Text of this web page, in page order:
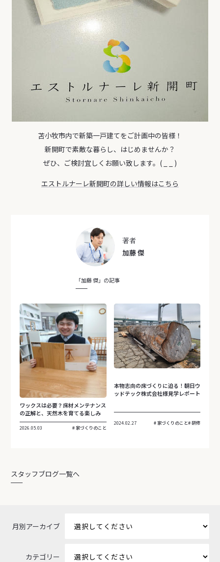
苫小牧市内で新築一戸建てをご計画中の皆様！
新開町で素敵な暮らし、はじめませんか？
ぜひ、ご検討宜しくお願い致します。( _ _ )
エストルナーレ新開町の詳しい情報はこちら
著者
加藤 傑
「加藤 傑」の記事
ワックスは必要？床材メンテナンス
の正解と、天然木を育てる楽しみ
2026.05.03 家づくりのこと
本物志向の床づくりに迫る！朝日ウ
ッドテック株式会社様見学レポート
2024.02.27 家づくりのこと 研修
スタッフブログ一覧へ
月別アーカイブ
カテゴリー